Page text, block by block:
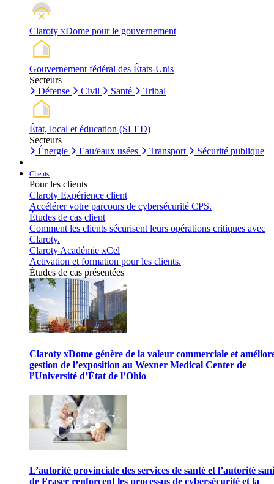
Claroty xDome pour le gouvernement
Gouvernement fédéral des États-Unis
Secteurs
Défense
Civil Santé Tribal
État, local et éducation (SLED)
Secteurs
Énergie
Eau/eaux usées Transport Sécurité publique
Clients
Pour les clients
Claroty Expérience client
Accélérer votre parcours de cybersécurité CPS.
Études de cas client
Comment les clients sécurisent leurs opérations critiques avec
Claroty.
Claroty Académie xCel
Activation et formation pour les clients.
Études de cas présentées
Claroty xDome génère de la valeur commerciale et
gestion de l’exposition au Wexner Medical Center de
l’Université d’État de l’Ohio
L’autorité provinciale des services de santé et l’autorité
de Fraser renforcent les processus de cybersécurité et la